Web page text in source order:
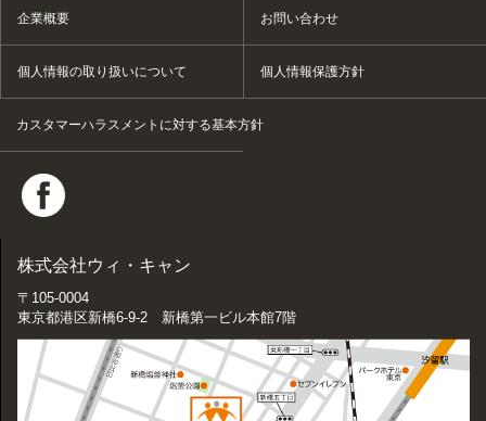
企業概要 お問い合わせ
個人情報の取り扱いについて 個人情報保護方針
カスタマーハラスメントに対する基本方針
株式会社ウィ・キャン
〒105-0004
東京都港区新橋6-9-2 新橋第一ビル本館7階